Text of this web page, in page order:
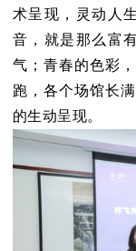
术呈现，灵动人
音，就是那么富
气；青春的色彩
跑，各个场馆长
的生动呈现。